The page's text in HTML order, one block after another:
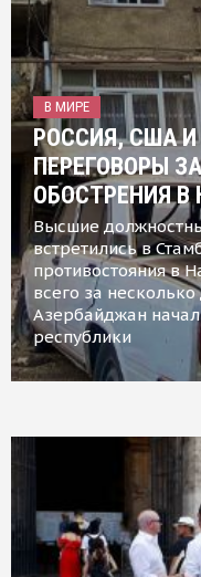
В МИРЕ
РОССИЯ, США И
ПЕРЕГОВОРЫ
ОБОСТРЕНИЯ В
Высшие
встретились в
противостояния в
всего за
Азербайджан
республики